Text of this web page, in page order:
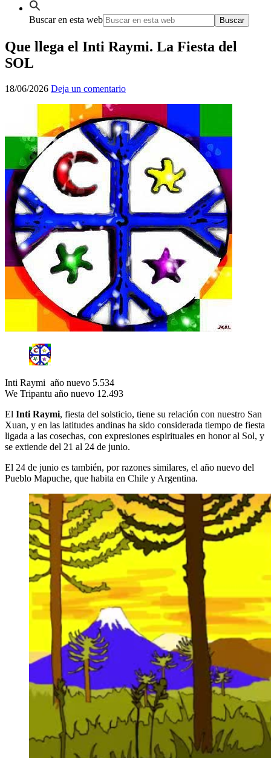
Buscar en esta web
Que llega el Inti Raymi. La Fiesta del
SOL
18/06/2026 Deja un comentario
Inti Raymi año nuevo 5.534
We Tripantu año nuevo 12.493
El Inti Raymi, fiesta del solsticio, tiene su relación con nuestro San
Xuan, y en las latitudes andinas ha sido considerada tiempo de fiesta
ligada a las cosechas, con expresiones espirituales en honor al Sol, y
se extiende del 21 al 24 de junio.
El 24 de junio es también, por razones similares, el año nuevo del
Pueblo Mapuche, que habita en Chile y Argentina.